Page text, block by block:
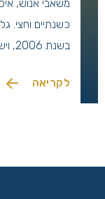
משאבי אנוש,
כשנתיים וחצי.
הצריכה.
לקריאה